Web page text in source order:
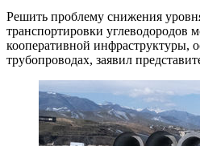
Решить проблему снижения
транспортировки углеводородов
кооперативной инфраструктуры,
трубопроводах, заявил